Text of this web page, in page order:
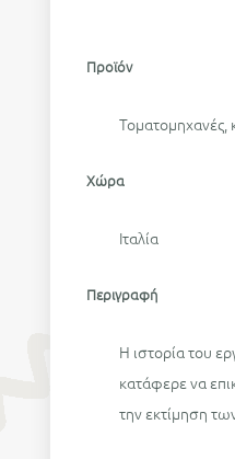
Προϊόν
Τοματομηχανές,
Χώρα
Ιταλία
Περιγραφή
Η ιστορία του
κατάφερε να
την εκτίμηση